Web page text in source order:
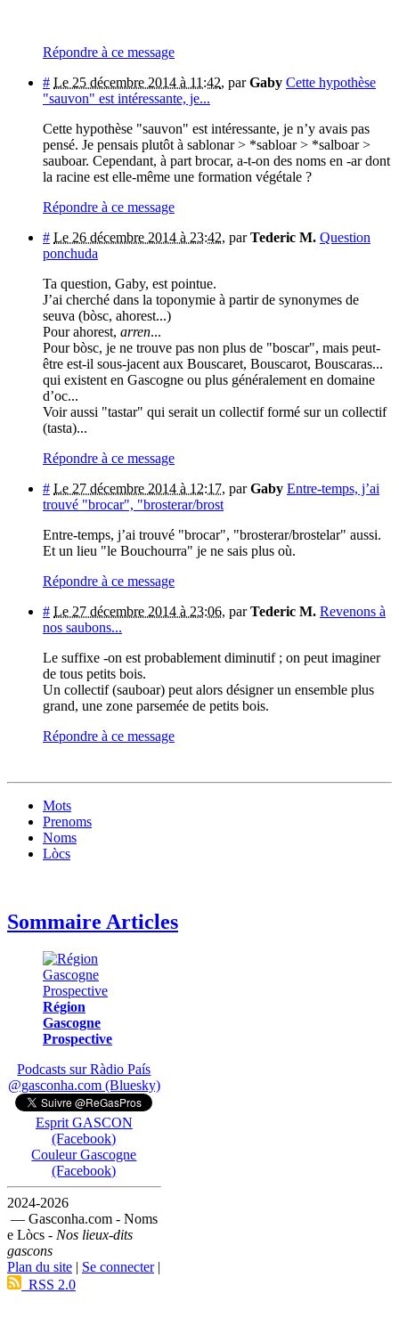
Répondre à ce message
# Le 25 décembre 2014 à 11:42, parGaby Cette hypothèse
"sauvon" est intéressante, je...
Cette hypothèse "sauvon" est intéressante, je n’y avais pas
pensé. Je pensais plutôt à sablonar > *sabloar > *salboar >
sauboar. Cependant, à part brocar, a-t-on des noms en -ar dont
la racine est elle-même une formation végétale ?
Répondre à ce message
# Le 26 décembre 2014 à 23:42, parTederic M. Question
ponchuda
Ta question, Gaby, est pointue.
J’ai cherché dans la toponymie à partir de synonymes de
seuva (bòsc, ahorest...)
Pour ahorest, arren...
Pour bòsc, je ne trouve pas non plus de "boscar", mais peut-
être est-il sous-jacent aux Bouscaret, Bouscarot, Bouscaras...
qui existent en Gascogne ou plus généralement en domaine
d’oc...
Voir aussi "tastar" qui serait un collectif formé sur un collectif
(tasta)...
Répondre à ce message
# Le 27 décembre 2014 à 12:17, parGaby Entre-temps, j’ai
trouvé "brocar", "brosterar/brost
Entre-temps, j’ai trouvé "brocar", "brosterar/brostelar" aussi.
Et un lieu "le Bouchourra" je ne sais plus où.
Répondre à ce message
# Le 27 décembre 2014 à 23:06, parTederic M. Revenons à
nos saubons...
Le suffixe -on est probablement diminutif ; on peut imaginer
de tous petits bois.
Un collectif (sauboar) peut alors désigner un ensemble plus
grand, une zone parsemée de petits bois.
Répondre à ce message
Mots
Prenoms
Noms
Lòcs
Sommaire Articles
Région
Gascogne
Prospective
Podcasts sur Ràdio País
@gasconha.com (Bluesky)
Esprit GASCON
(Facebook)
Couleur Gascogne
(Facebook)
2024-2026
— Gasconha.com - Noms
e Lòcs - Nos lieux-dits
gascons
Plan du site
Se connecter|
RSS 2.0